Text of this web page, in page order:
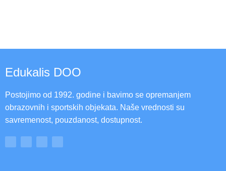
Edukalis DOO
Postojimo od 1992. godine i bavimo se opremanjem
obrazovnih i sportskih objekata. Naše vrednosti su
savremenost, pouzdanost, dostupnost.